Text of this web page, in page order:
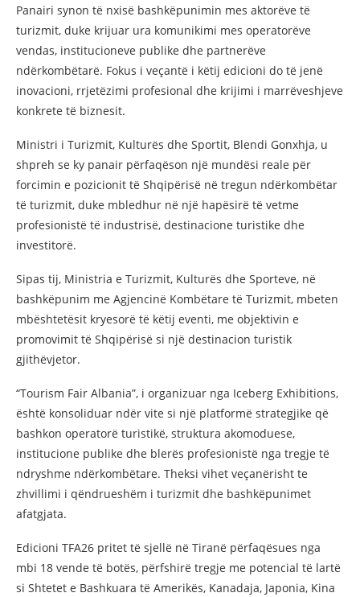
Panairi synon të nxisë bashkëpunimin mes aktorëve të
turizmit, duke krijuar ura komunikimi mes operatorëve
vendas, institucioneve publike dhe partnerëve
ndërkombëtarë. Fokus i veçantë i këtij edicioni do të jenë
inovacioni, rrjetëzimi profesional dhe krijimi i marrëveshjeve
konkrete të biznesit.
Ministri i Turizmit, Kulturës dhe Sportit, Blendi Gonxhja, u
shpreh se ky panair përfaqëson një mundësi reale për
forcimin e pozicionit të Shqipërisë në tregun ndërkombëtar
të turizmit, duke mbledhur në një hapësirë të vetme
profesionistë të industrisë, destinacione turistike dhe
investitorë.
Sipas tij, Ministria e Turizmit, Kulturës dhe Sporteve, në
bashkëpunim me Agjencinë Kombëtare të Turizmit, mbeten
mbështetësit kryesorë të këtij eventi, me objektivin e
promovimit të Shqipërisë si një destinacion turistik
gjithëvjetor.
“Tourism Fair Albania”, i organizuar nga Iceberg Exhibitions,
është konsoliduar ndër vite si një platformë strategjike që
bashkon operatorë turistikë, struktura akomoduese,
institucione publike dhe blerës profesionistë nga tregje të
ndryshme ndërkombëtare. Theksi vihet veçanërisht te
zhvillimi i qëndrueshëm i turizmit dhe bashkëpunimet
afatgjata.
Edicioni TFA26 pritet të sjellë në Tiranë përfaqësues nga
mbi 18 vende të botës, përfshirë tregje me potencial të lartë
si Shtetet e Bashkuara të Amerikës, Kanadaja, Japonia, Kina